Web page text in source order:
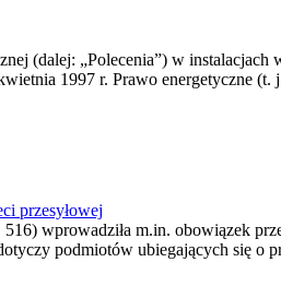
(dalej: „Polecenia”) w instalacjach
1997 r. Prawo energetyczne
przesyłowej
wprowadziła m.in. obowiązek
podmiotów ubiegających się o